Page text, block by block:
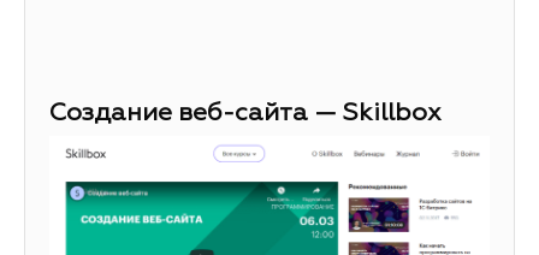
Создание веб-сайта — Skillbox